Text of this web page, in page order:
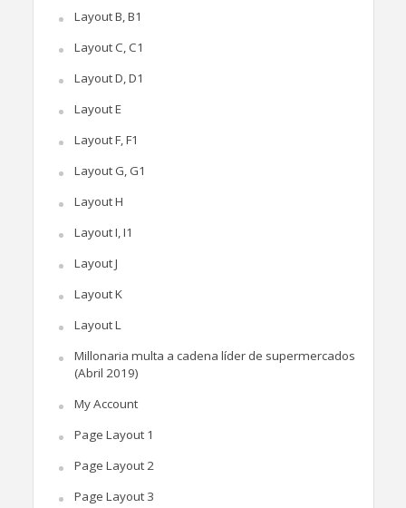
Layout B, B1
Layout C, C1
Layout D, D1
Layout E
Layout F, F1
Layout G, G1
Layout H
Layout I, I1
Layout J
Layout K
Layout L
Millonaria multa a cadena líder de supermercados
(Abril 2019)
My Account
Page Layout 1
Page Layout 2
Page Layout 3